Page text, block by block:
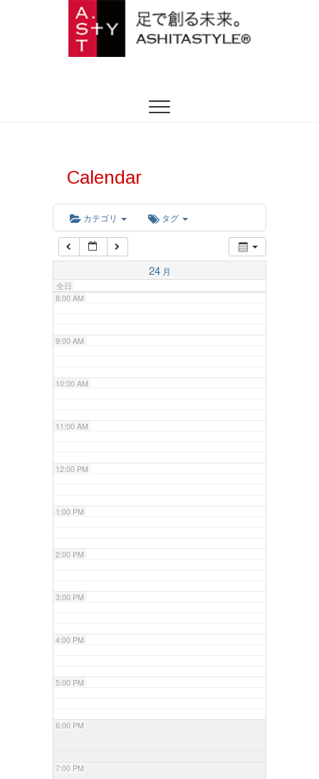
Calendar
カテゴリ タグ
24 月
全日
2:00 AM
5:00 AM
6:00 AM
7:00 AM
8:00 AM
9:00 AM
10:00 AM
11:00 AM
12:00 PM
1:00 PM
2:00 PM
3:00 PM
4:00 PM
5:00 PM
6:00 PM
7:00 PM